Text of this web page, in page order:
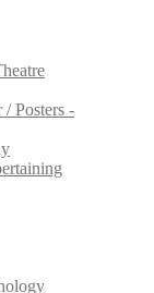
/ Posters -